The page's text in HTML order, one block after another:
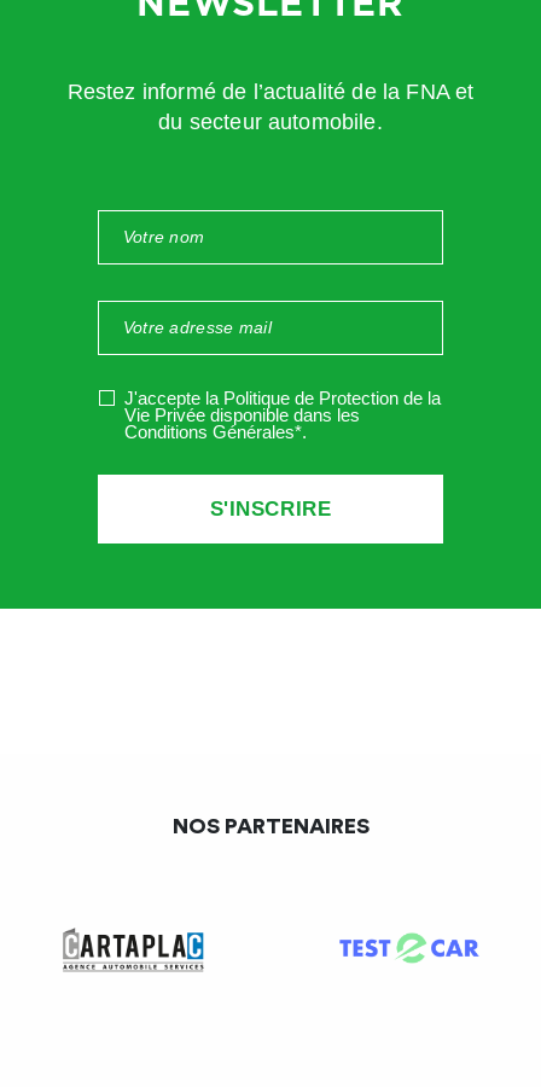
Restez informé de l’actualité de la FNA et
du secteur automobile.
J'accepte la Politique de Protection de la
Vie Privée disponible dans les
Conditions Générales*.
NOS PARTENAIRES